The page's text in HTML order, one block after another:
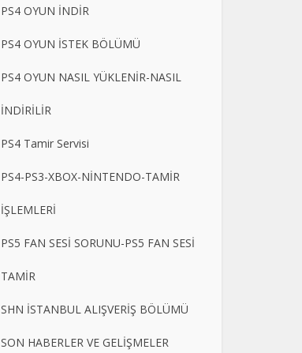
PS4 OYUN İNDİR
PS4 OYUN İSTEK BÖLÜMÜ
PS4 OYUN NASIL YÜKLENİR-NASIL
İNDİRİLİR
PS4 Tamir Servisi
PS4-PS3-XBOX-NİNTENDO-TAMİR
İŞLEMLERİ
PS5 FAN SESİ SORUNU-PS5 FAN SESİ
TAMİR
SHN İSTANBUL ALIŞVERİŞ BÖLÜMÜ
SON HABERLER VE GELİŞMELER